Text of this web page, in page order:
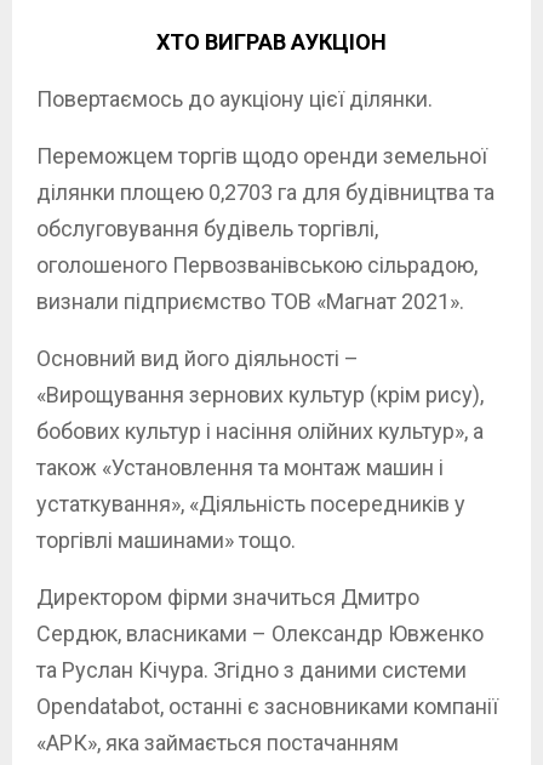
ХТО ВИГРАВ АУКЦІОН
Повертаємось до аукціону цієї ділянки.
Переможцем торгів щодо оренди земельної
ділянки площею 0,2703 га для будівництва та
обслуговування будівель торгівлі,
оголошеного Первозванівською сільрадою,
визнали підприємство ТОВ «Магнат 2021».
Основний вид його діяльності –
«Вирощування зернових культур (крім рису),
бобових культур і насіння олійних культур», а
також «Установлення та монтаж машин і
устаткування», «Діяльність посередників у
торгівлі машинами» тощо.
Директором фірми значиться Дмитро
Сердюк, власниками – Олександр Ювженко
та Руслан Кічура. Згідно з даними системи
Opendatabot, останні є засновниками компанії
«АРК», яка займається постачанням